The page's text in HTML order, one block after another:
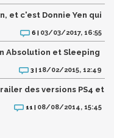
et c'est Donnie Yen qui
6 | 03/03/2017, 16:55
Absolution et Sleeping
3 |18/02/2015, 12:49
des versions PS4 et
11 | 08/08/2014, 15:45